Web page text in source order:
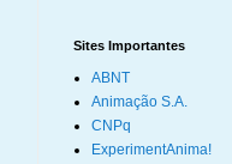
Sites Importantes
ABNT
Animação S.A.
CNPq
ExperimentAnima!